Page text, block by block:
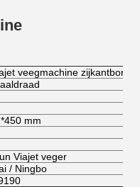
veegmachine zijkantborstel
mm
Viajet veger
/ Ningbo